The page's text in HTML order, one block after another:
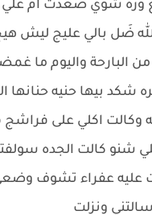
وره شوي صعدت ام علي
ضَل بالي عليج ليش
من البارحة واليوم ما
شكد بيها حنيه حنانها
وكالت اكلي على فراشج
شنو كالت الجده
عليه عفراء تشوف
ونزلت